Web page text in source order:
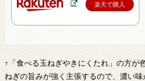
楽天で購入
↑「食べる玉ねぎやきにくたれ」の方が
ねぎの旨みが強く主張するので、濃い